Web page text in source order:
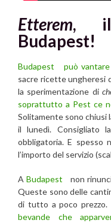
Etterem, il
Budapest!
Budapest può
sacre ricette ungheresi
la sperimentazione di
soprattutto a Pest ce
Solitamente sono chiusi
il lunedì. Consigliato
obbligatoria. E spesso
l’importo del servizio
ABudapest non
Queste sono delle
di tutto a poco prezzo.
bevande che